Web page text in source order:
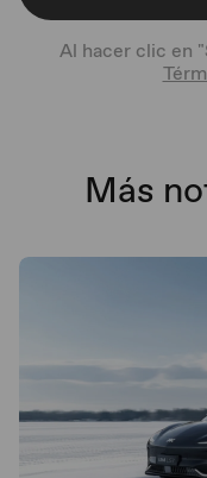
Al hacer clic en
Más